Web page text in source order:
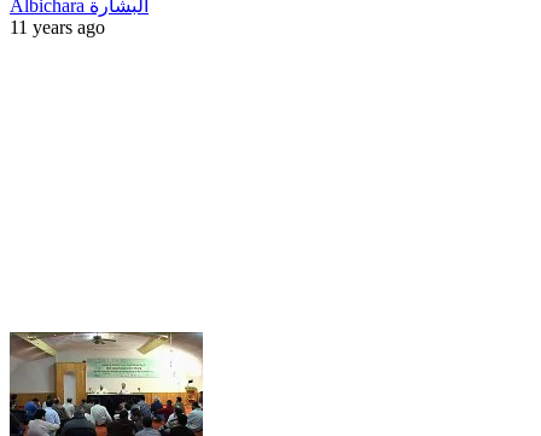
Albichara البشارة
11 years ago